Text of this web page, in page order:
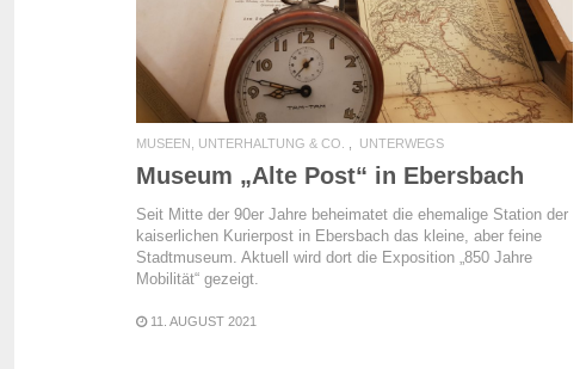
MUSEEN, UNTERHALTUNG & CO. UNTERWEGS
Museum „Alte Post“ in Ebersbach
Seit Mitte der 90er Jahre beheimatet die ehemalige Station der
kaiserlichen Kurierpost in Ebersbach das kleine, aber feine
Stadtmuseum. Aktuell wird dort die Exposition „850 Jahre
Mobilität“ gezeigt.
11. AUGUST 2021